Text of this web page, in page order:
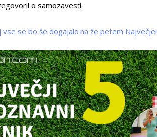
o samozavesti.
vse se bo še dogajalo na že petem